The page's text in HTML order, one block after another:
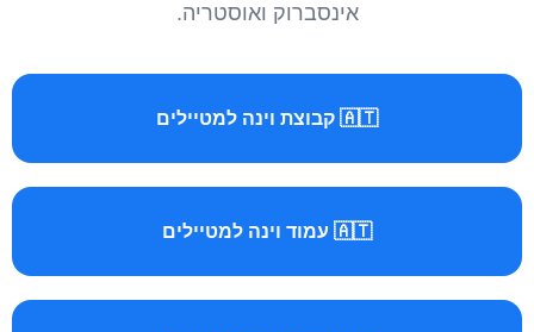
אינסברוק ואוסטריה.
🇦🇹 קבוצת וינה למטיילים
🇦🇹 עמוד וינה למטיילים